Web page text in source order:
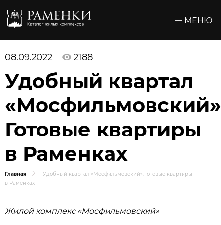
МЕНЮ
08.09.2022 2188
Удобный квартал
Готовые квартиры
в Раменках
Главная
Удобный квартал «Мосфильмовский». Готовые квартиры
в Раменках
Жилой комплекс «Мосфильмовский»